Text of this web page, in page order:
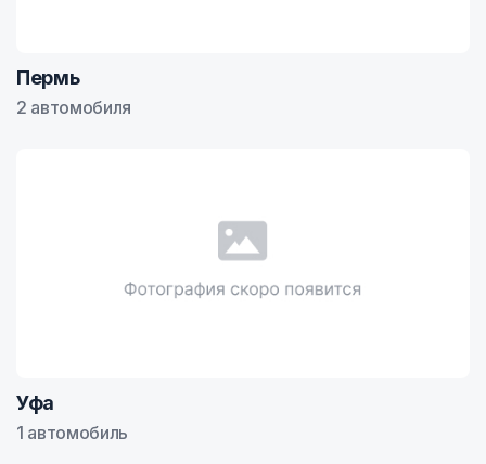
Пермь
2 автомобиля
Уфа
1 автомобиль